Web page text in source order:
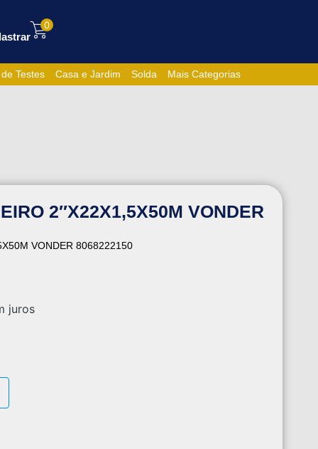
0
Testes Casa e Jardim Solda Mais Categorias
2″X22X1,5X50M VONDER
VONDER 8068222150
juros